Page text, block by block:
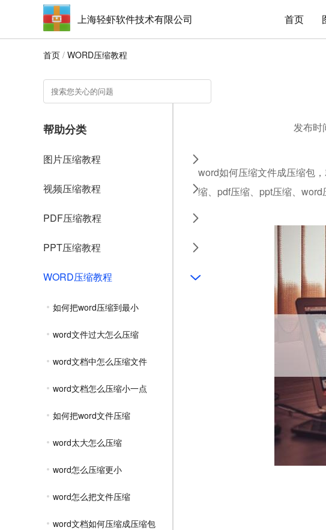
上海轻虾软件技术有限公司 首页
首页 / WORD压缩教程
帮助分类
图片压缩教程
视频压缩教程
PDF压缩教程
PPT压缩教程
WORD压缩教程
如何把word压缩到最小
word文件过大怎么压缩
word文档中怎么压缩文件
word文档怎么压缩小一点
如何把word文件压缩
word太大怎么压缩
word怎么压缩更小
word怎么把文件压缩
word文档如何压缩成压缩包
发布时
word如何压缩文件成压缩包
缩、pdf压缩、ppt压缩、word